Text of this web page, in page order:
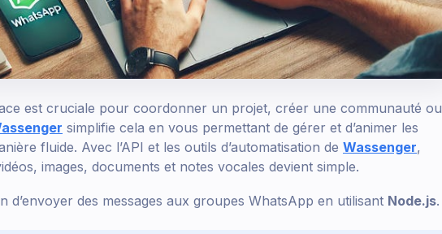
est cruciale pour coordonner un projet, créer une communauté ou
simplifie cela en vous permettant de gérer et d’animer les
fluide. Avec l’API et les outils d’automatisation de Wassenger,
images, documents et notes vocales devient simple.
d’envoyer des messages aux groupes WhatsApp en utilisant Node.js.